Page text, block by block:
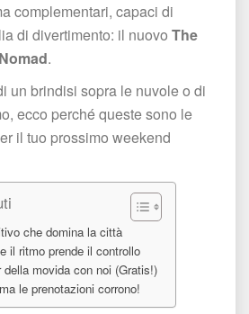
complementari, capaci di
di divertimento: il nuovo The
Nomad.
un brindisi sopra le nuvole o di
ecco perché queste sono le
il tuo prossimo weekend
che domina la città
il ritmo prende il controllo
movida con noi (Gratis!)
le prenotazioni corrono!